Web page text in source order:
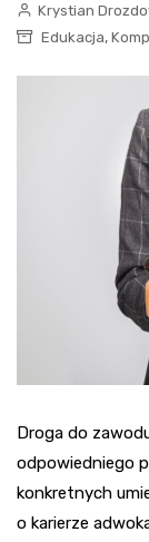
Krystian
Edukacja,
Droga do
odpowiedniego
konkretnych
o karierze